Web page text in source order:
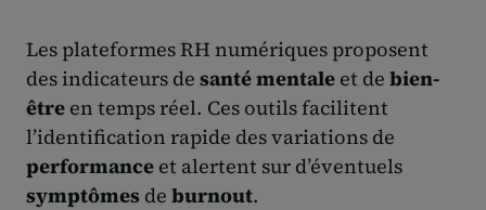
Les plateformes RH numériques proposent
des indicateurs de santé mentale et de bien-
être en temps réel. Ces outils facilitent
l’identification rapide des variations de
performance et alertent sur d’éventuels
symptômes de burnout.